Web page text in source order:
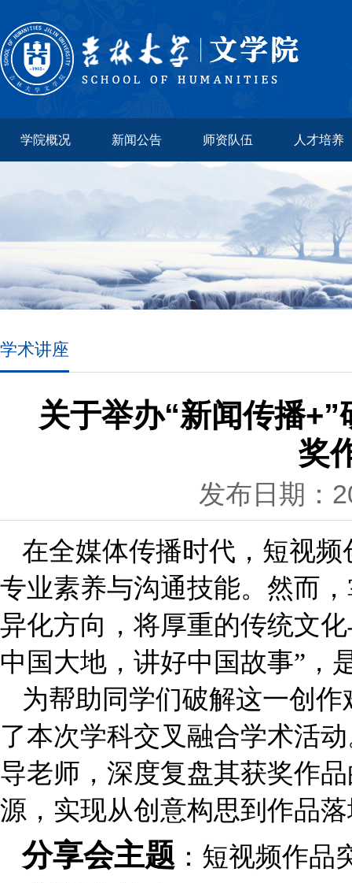
学院概况 新闻公告 师资队伍 人才培养
学术讲座
关于举办“新闻传播
奖
发布日期：
在全媒体传播时代，短视
专业素养与沟通技能。然而
异化方向，将厚重的传统文
中国大地，讲好中国故事”，
为帮助同学们破解这一创
了本次学科交叉融合学术活
导老师，深度复盘其获奖作
源，实现从创意构思到作品
分享会主题 ：短视频作品